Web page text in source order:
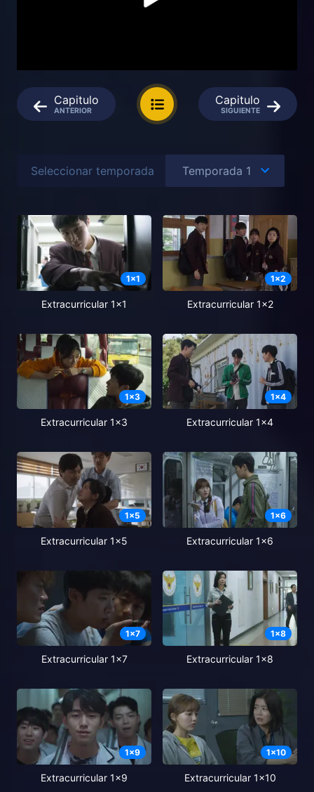
Capitulo
ANTERIOR
Capitulo
SIGUIENTE
Seleccionar temporada
1x1
Extracurricular 1x1
1x2
Extracurricular 1x2
1x3
Extracurricular 1x3
1x4
Extracurricular 1x4
1x5
Extracurricular 1x5
1x6
Extracurricular 1x6
1x7
Extracurricular 1x7
1x8
Extracurricular 1x8
1x9
Extracurricular 1x9
1x10
Extracurricular 1x10